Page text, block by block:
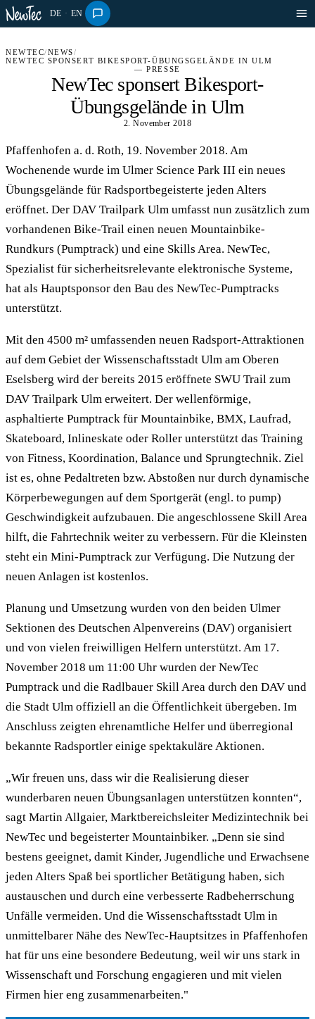
DE · EN
NEWTEC/NEWS/
NEWTEC SPONSERT BIKESPORT-ÜBUNGSGELÄNDE IN ULM
— PRESSE
NewTec sponsert Bikesport-
Übungsgelände in Ulm
2. November 2018
Pfaffenhofen a. d. Roth, 19. November 2018. Am
Wochenende wurde im Ulmer Science Park III ein neues
Übungsgelände für Radsportbegeisterte jeden Alters
eröffnet. Der DAV Trailpark Ulm umfasst nun zusätzlich zum
vorhandenen Bike-Trail einen neuen Mountainbike-
Rundkurs (Pumptrack) und eine Skills Area. NewTec,
Spezialist für sicherheitsrelevante elektronische Systeme,
hat als Hauptsponsor den Bau des NewTec-Pumptracks
unterstützt.
Mit den 4500 m² umfassenden neuen Radsport-Attraktionen
auf dem Gebiet der Wissenschaftsstadt Ulm am Oberen
Eselsberg wird der bereits 2015 eröffnete SWU Trail zum
DAV Trailpark Ulm erweitert. Der wellenförmige,
asphaltierte Pumptrack für Mountainbike, BMX, Laufrad,
Skateboard, Inlineskate oder Roller unterstützt das Training
von Fitness, Koordination, Balance und Sprungtechnik. Ziel
ist es, ohne Pedaltreten bzw. Abstoßen nur durch dynamische
Körperbewegungen auf dem Sportgerät (engl. to pump)
Geschwindigkeit aufzubauen. Die angeschlossene Skill Area
hilft, die Fahrtechnik weiter zu verbessern. Für die Kleinsten
steht ein Mini-Pumptrack zur Verfügung. Die Nutzung der
neuen Anlagen ist kostenlos.
Planung und Umsetzung wurden von den beiden Ulmer
Sektionen des Deutschen Alpenvereins (DAV) organisiert
und von vielen freiwilligen Helfern unterstützt. Am 17.
November 2018 um 11:00 Uhr wurden der NewTec
Pumptrack und die Radlbauer Skill Area durch den DAV und
die Stadt Ulm offiziell an die Öffentlichkeit übergeben. Im
Anschluss zeigten ehrenamtliche Helfer und überregional
bekannte Radsportler einige spektakuläre Aktionen.
„Wir freuen uns, dass wir die Realisierung dieser
wunderbaren neuen Übungsanlagen unterstützen konnten“,
sagt Martin Allgaier, Marktbereichsleiter Medizintechnik bei
NewTec und begeisterter Mountainbiker. „Denn sie sind
bestens geeignet, damit Kinder, Jugendliche und Erwachsene
jeden Alters Spaß bei sportlicher Betätigung haben, sich
austauschen und durch eine verbesserte Radbeherrschung
Unfälle vermeiden. Und die Wissenschaftsstadt Ulm in
unmittelbarer Nähe des NewTec-Hauptsitzes in Pfaffenhofen
hat für uns eine besondere Bedeutung, weil wir uns stark in
Wissenschaft und Forschung engagieren und mit vielen
Firmen hier eng zusammenarbeiten."